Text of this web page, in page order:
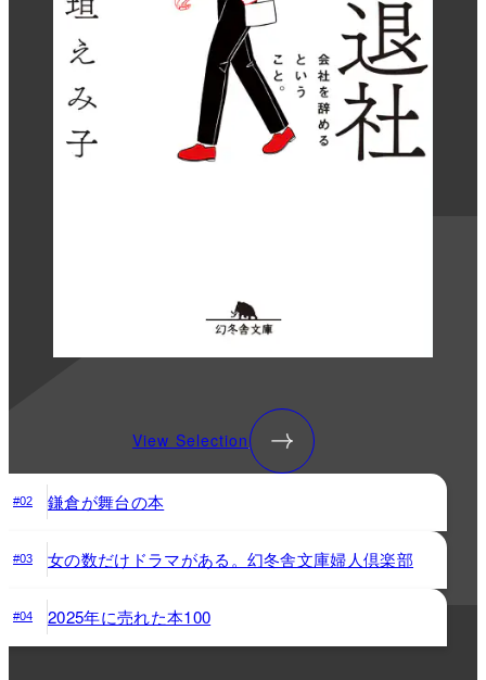
View Selection
#02 鎌倉が舞台の本
#03 女の数だけドラマがある。幻冬舎文庫婦人倶楽部
#04 2025年に売れた本100